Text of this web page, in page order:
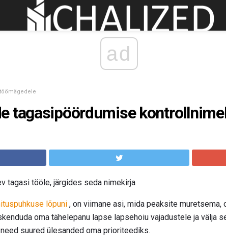
ad
tagasipöördumise
tagasi tööle, järgides seda nimekirja
lõpuni , on viimane asi, mida peaksite muretsema,
oma tähelepanu lapse lapsehoiu vajadustele ja välja
suured ülesanded oma prioriteediks.